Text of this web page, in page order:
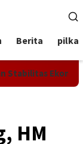
Berita
Ekonomi
HM